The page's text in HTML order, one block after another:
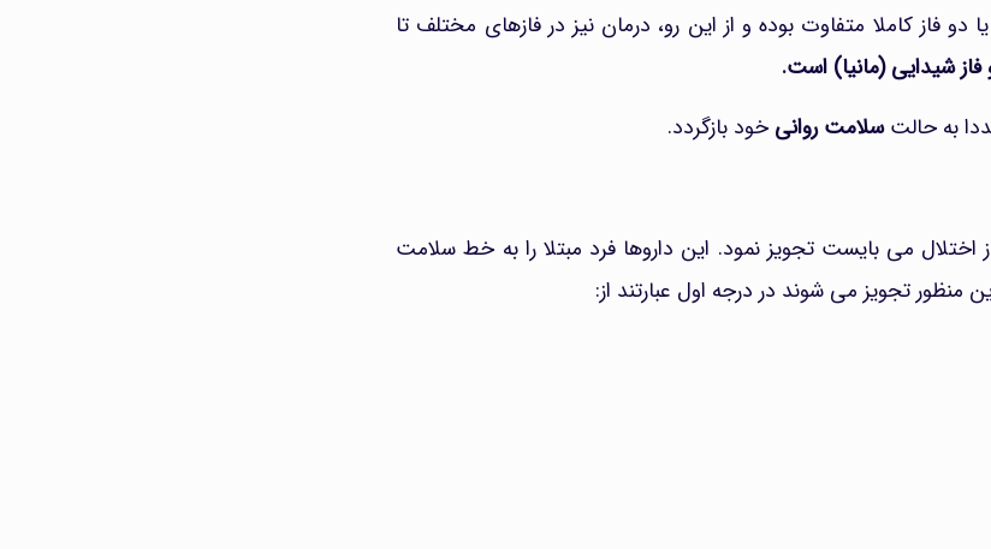
فاز کاملا متفاوت بوده و از این رو، درمان نیز در فازهای مختلف تا
فاز شیدایی (مانیا) است.
به حالتسلامت روانی خود بازگردد.
می بایست تجویز نمود. این داروها فرد مبتلا را به خط سلامت
منظور تجویز می شوند در درجه اول عبارتند از: